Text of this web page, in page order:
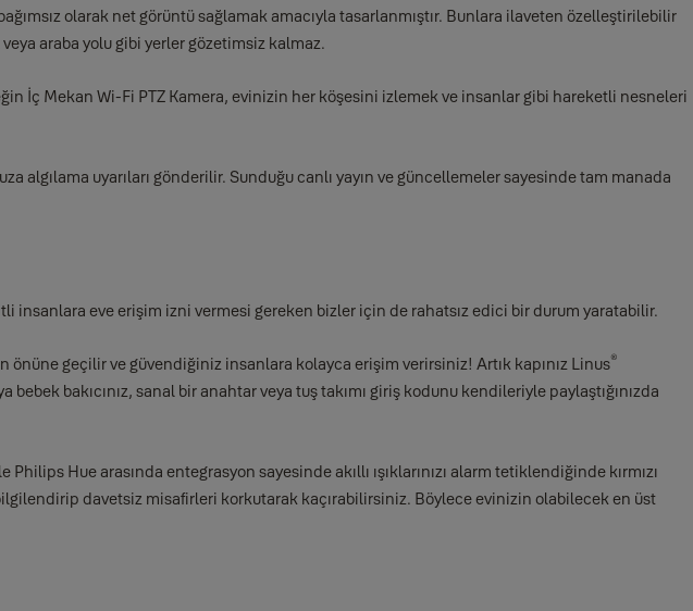
olarak net görüntü sağlamak amacıyla tasarlanmıştır. Bunlara ilaveten özelleştirilebilir
araba yolu gibi yerler gözetimsiz kalmaz.
İç Mekan Wi-Fi PTZ Kamera, evinizin her köşesini izlemek ve insanlar gibi hareketli nesneleri
uyarıları gönderilir. Sunduğu canlı yayın ve güncellemeler sayesinde tam manada
insanlara eve erişim izni vermesi gereken bizler için de rahatsız edici bir durum yaratabilir.
önüne geçilir ve güvendiğiniz insanlara kolayca erişim verirsiniz! Artık kapınız Linus®
bakıcınız, sanal bir anahtar veya tuş takımı giriş kodunu kendileriyle paylaştığınızda
Hue arasında entegrasyon sayesinde akıllı ışıklarınızı alarm tetiklendiğinde kırmızı
davetsiz misafirleri korkutarak kaçırabilirsiniz. Böylece evinizin olabilecek en üst